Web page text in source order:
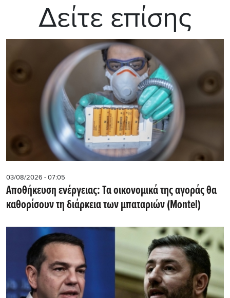
Δείτε επίσης
03/08/2026 - 07:05
Αποθήκευση ενέργειας: Τα οικονομικά της αγοράς θα
καθορίσουν τη διάρκεια των μπαταριών (Montel)